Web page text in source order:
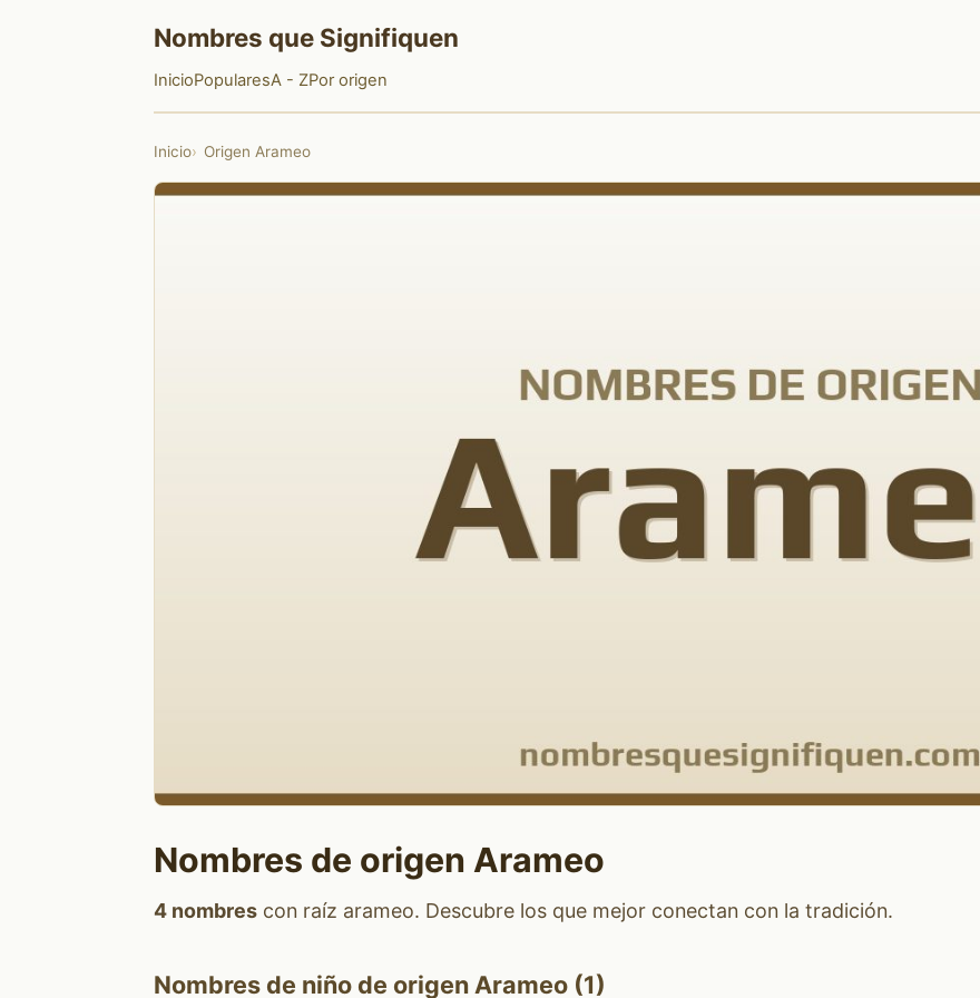
Nombres que Signifiquen
InicioPopularesA - ZPor origen
Inicio Origen Arameo
Nombres de origen Arameo
4 nombres con raíz arameo. Descubre los que mejor conectan con la tradición.
Nombres de niño de origen Arameo (1)